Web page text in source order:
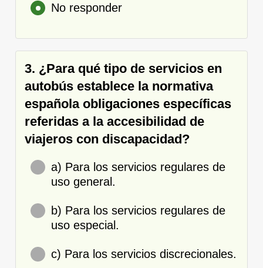
No responder
3. ¿Para qué tipo de servicios en
autobús establece la normativa
española obligaciones específicas
referidas a la accesibilidad de
viajeros con discapacidad?
a) Para los servicios regulares de
uso general.
b) Para los servicios regulares de
uso especial.
c) Para los servicios discrecionales.